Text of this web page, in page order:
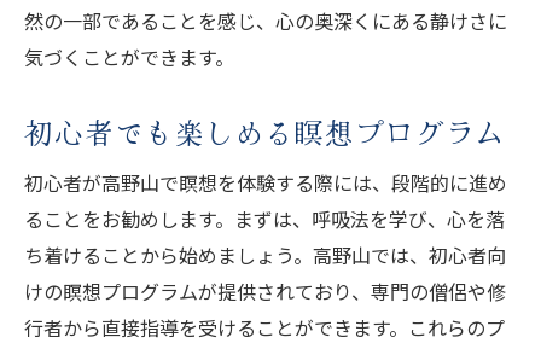
然の一部であることを感じ、心の奥深くにある静けさに
気づくことができます。
初心者でも楽しめる瞑想プログラム
初心者が高野山で瞑想を体験する際には、段階的に進め
ることをお勧めします。まずは、呼吸法を学び、心を落
ち着けることから始めましょう。高野山では、初心者向
けの瞑想プログラムが提供されており、専門の僧侶や修
行者から直接指導を受けることができます。これらのプ